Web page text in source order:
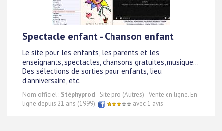
Spectacle enfant - Chanson enfant
Le site pour les enfants, les parents et les
enseignants, spectacles, chansons gratuites, musique...
Des sélections de sorties pour enfants, lieu
d'anniversaire, etc.
Nom officiel : Stéphyprod - Site pro (Autres) - Vente en ligne. En
ligne depuis 21 ans (1999).
avec 1 avis